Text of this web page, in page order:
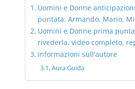
Uomini e Donne
puntata: Armando, Mario,
Uomini e Donne prima
rivederla, video completo,
Informazioni sull'autore
Aura Guida